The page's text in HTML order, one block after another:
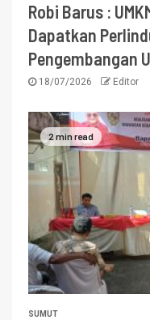
Robi Barus :
Dapatkan
Pengembangan
18/07/2026 Editor
2 min read
SUMUT